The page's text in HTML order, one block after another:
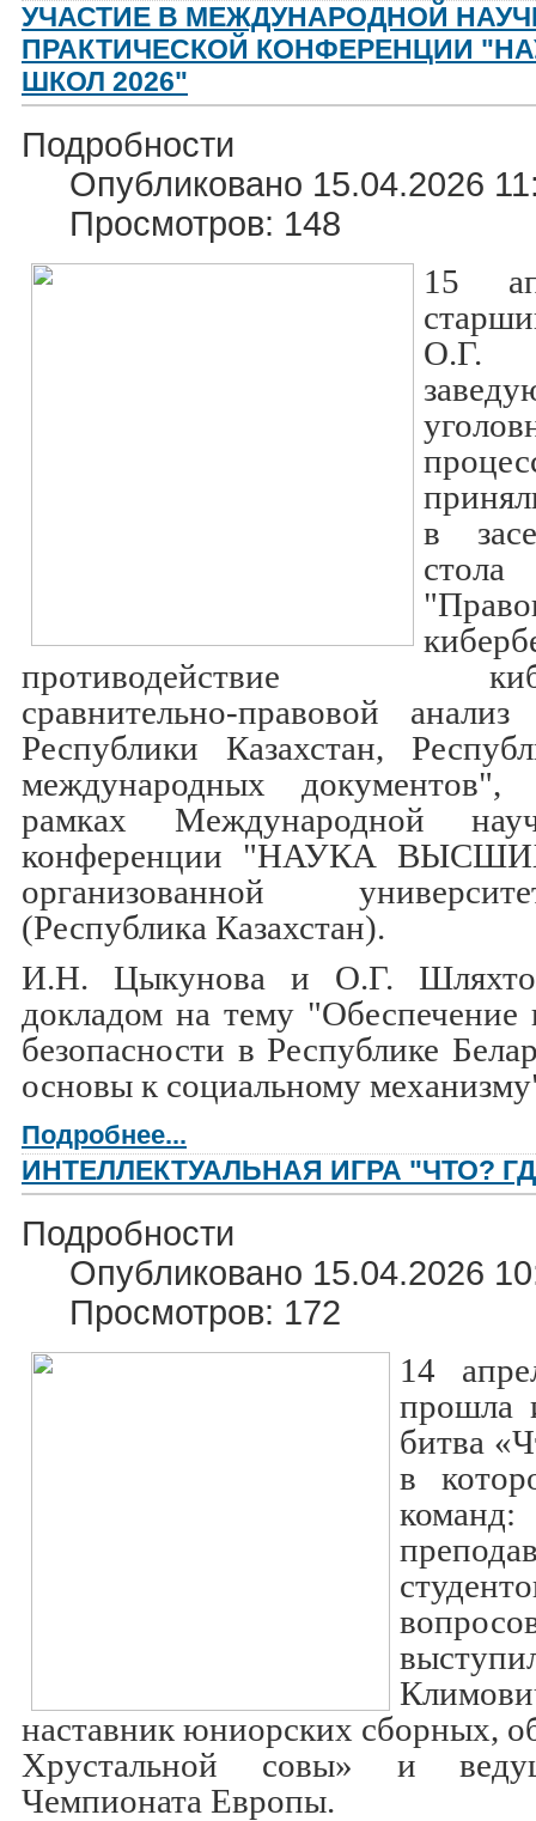
УЧАСТИЕ В МЕЖДУНАРОДНОЙ
ПРАКТИЧЕСКОЙ КОНФЕРЕНЦИИ
ШКОЛ 2026"
Подробности
Опубликовано 15.04.2026
Просмотров: 148
15
О.Г.
в
противодействие
сравнительно-правовой анализ
Республики Казахстан,
международных документов",
рамках Международной
конференции "НАУКА
организованной
(Республика Казахстан).
И.Н. Цыкунова и О.Г.
докладом на тему
безопасности в Республике
основы к социальному
Подробнее...
ИНТЕЛЛЕКТУАЛЬНАЯ ИГРА "ЧТО?
Подробности
Опубликовано 15.04.2026
Просмотров: 172
14
прошла
битва
в
наставник юниорских сборных,
Хрустальной совы» и
Чемпионата Европы.